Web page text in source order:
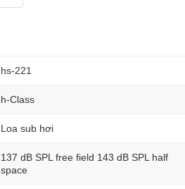
hs-221
h-Class
Loa sub hơi
137 dB SPL free field 143 dB SPL half
space